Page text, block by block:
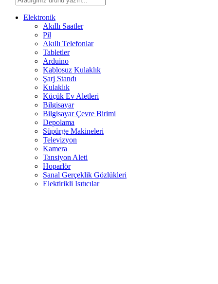
Elektronik
Akıllı Saatler
Pil
Akıllı Telefonlar
Tabletler
Arduino
Kablosuz Kulaklık
Şarj Standı
Kulaklık
Küçük Ev Aletleri
Bilgisayar
Bilgisayar Çevre Birimi
Depolama
Süpürge Makineleri
Televizyon
Kamera
Tansiyon Aleti
Hoparlör
Sanal Gerçeklik Gözlükleri
Elektirikli Isıtıcılar